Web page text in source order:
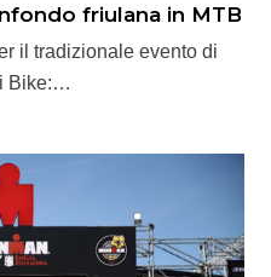
friulana in MTB
il tradizionale evento di
Bike:…